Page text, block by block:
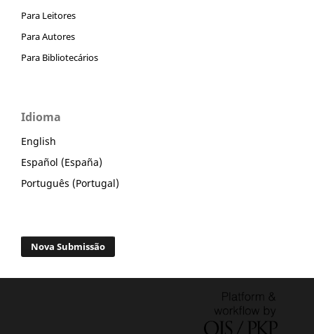
Para Leitores
Para Autores
Para Bibliotecários
Idioma
English
Español (España)
Português (Portugal)
Nova Submissão